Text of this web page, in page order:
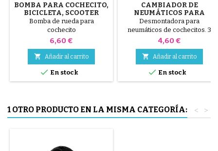
BOMBA PARA COCHECITO,
BICICLETA, SCOOTER
Bomba de rueda para
cochecito
Precio
6,60 €
 Añadir al carrito
 En stock
CAMBIADOR DE
NEUMÁTICOS PARA
COCHECITO COLOR
ALEATORIO 1 PAQUETE DE
3 PIEZAS
Desmontadora para
neumáticos de cochecitos. 3
piezas de plástico de alta
negro, rojo, verde, amarillo y
azul o 3 piezas de acero ( gris )
El neumático se monta a mano,
sin herramientas, para evitar
Precio
4,60 €
 Añadir al carrito
 En stock
1 OTRO PRODUCTO EN LA MISMA CATEGORÍA: >
<